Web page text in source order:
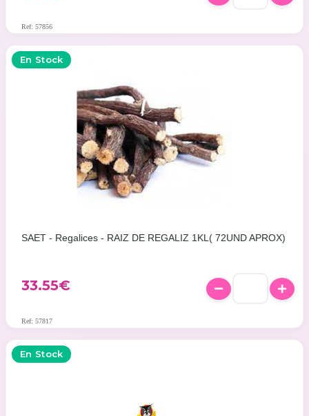
Ref: 57856
En Stock
SAET - Regalices - RAIZ DE REGALIZ 1KL( 72UND APROX)
33.55€
Ref: 57817
En Stock